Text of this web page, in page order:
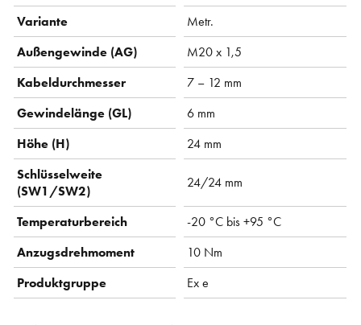
Variante
Metr.
Außengewinde (AG)
M20 x 1,5
Kabeldurchmesser
7 – 12 mm
Gewindelänge (GL)
6 mm
Höhe (H)
24 mm
Schlüsselweite
(SW1/SW2)
24/24 mm
Temperaturbereich
-20 °C bis +95 °C
Anzugsdrehmoment
10 Nm
Produktgruppe
Ex e